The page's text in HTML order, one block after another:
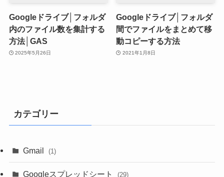
Googleドライブ│フォルダ
内のファイル数を集計する
方法│GAS
2025年5月26日
Googleドライブ│フォルダ
間でファイルをまとめて移
動コピーする方法
2021年1月8日
カテゴリー
Gmail (1)
Googleスプレッドシート (29)